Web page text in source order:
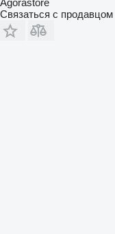
Связаться с продавцом